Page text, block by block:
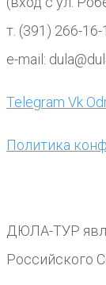
т. (391) 266-16-
e-mail:
Telegram Vk
Политика
ДЮЛА-ТУР
Российского